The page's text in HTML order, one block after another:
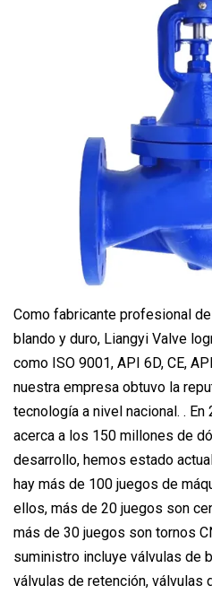
Como fabricante profesional
blando y duro, Liangyi Valve
como ISO 9001, API 6D, CE,
nuestra empresa obtuvo la
tecnología a nivel nacional. .
acerca a los 150 millones de
desarrollo, hemos estado
hay más de 100 juegos de
ellos, más de 20 juegos son
más de 30 juegos son tornos
suministro incluye válvulas de
válvulas de retención, válvulas